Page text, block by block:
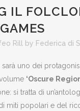
IL
Rill by Federica di
sarà uno dei
volume ‘Oscure
si tratta di
miti popolari e del